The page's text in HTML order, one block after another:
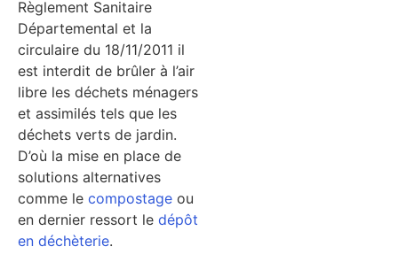
Règlement Sanitaire
Départemental et la
circulaire du 18/11/2011 il
est interdit de brûler à l’air
libre les déchets ménagers
et assimilés tels que les
déchets verts de jardin.
D’où la mise en place de
solutions alternatives
comme le compostage ou
en dernier ressort le dépôt
en déchèterie.